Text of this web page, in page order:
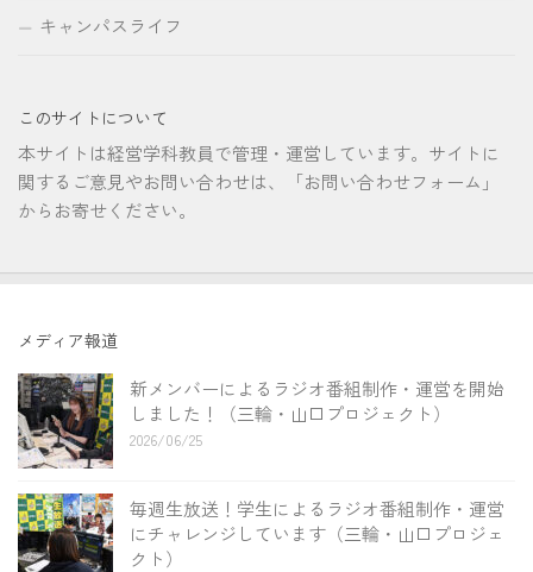
キャンパスライフ
このサイトについて
本サイトは経営学科教員で管理・運営しています。サイトに
関するご意見やお問い合わせは、「お問い合わせフォーム」
からお寄せください。
メディア報道
新メンバーによるラジオ番組制作・運営を開始
しました！（三輪・山口プロジェクト）
2026/06/25
毎週生放送！学生によるラジオ番組制作・運営
にチャレンジしています（三輪・山口プロジェ
クト）